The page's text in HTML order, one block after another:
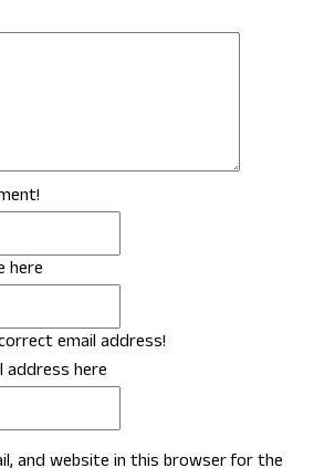
here
email address!
address here
and website in this browser for the